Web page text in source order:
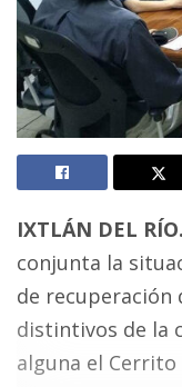
IXTLÁN DEL RÍO.
conjunta la
de recuperación
distintivos de la
alguna el